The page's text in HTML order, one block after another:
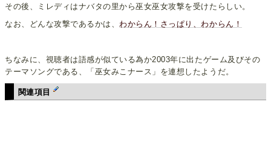
その後、ミレディはナバタの里から巫女巫女攻撃を受けたらしい。
なお、どんな攻撃であるかは、わからん！さっぱり、わからん！
ちなみに、視聴者は語感が似ている為か2003年に出たゲーム及びその
テーマソングである、「巫女みこナース」を連想したようだ。
関連項目